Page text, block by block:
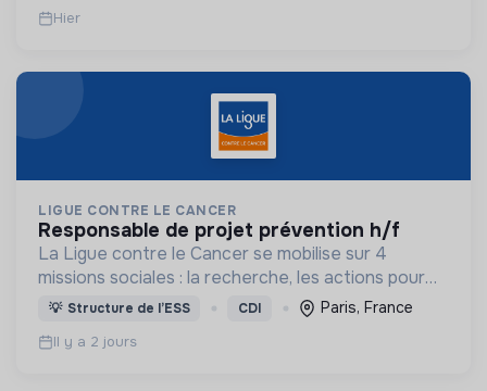
Hier
LIGUE CONTRE LE CANCER
responsable de projet prévention h/f
La Ligue contre le Cancer se mobilise sur 4
missions sociales : la recherche, les actions pour
les personnes malades, la prévention & promotion
du dépistage et l'étude & observatoire.
💡 Structure de l’ESS CDI Paris, France
Il y a 2 jours